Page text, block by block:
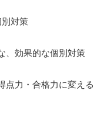
対策
、効果的な個別対策
点力・合格力に変える